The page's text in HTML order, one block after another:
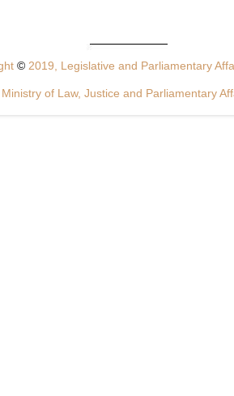
©2019, Legislative and Parliamentary
Ministry of Law, Justice and Parliamentary